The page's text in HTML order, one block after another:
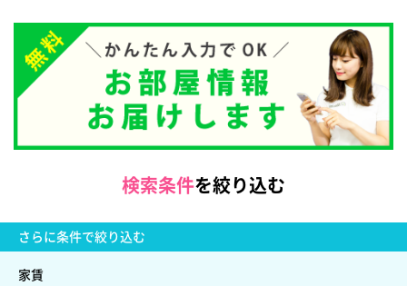
検索条件を絞り込む
さらに条件で絞り込む
家賃